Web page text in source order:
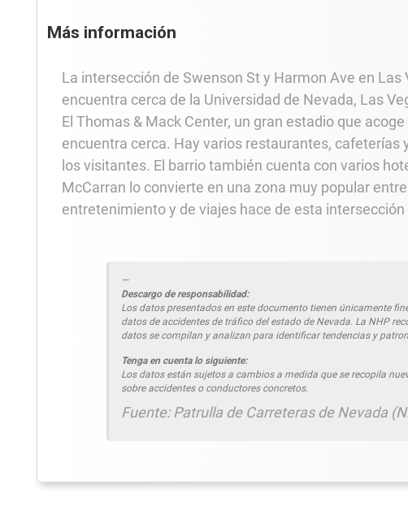
Más información
La intersección de Swenson St y Harmon Ave en
encuentra cerca de la Universidad de Nevada, Las
El Thomas & Mack Center, un gran estadio que
encuentra cerca. Hay varios restaurantes,
los visitantes. El barrio también cuenta con varios
McCarran lo convierte en una zona muy popular
entretenimiento y de viajes hace de esta
Descargo de responsabilidad:
Los datos presentados en este documento tienen únicamente
datos de accidentes de tráfico del estado de Nevada. La NHP
datos se compilan y analizan para identificar tendencias y
Tenga en cuenta lo siguiente:
Los datos están sujetos a cambios a medida que se recopila
sobre accidentes o conductores concretos.
Fuente: Patrulla de Carreteras de Nevada